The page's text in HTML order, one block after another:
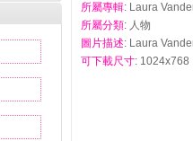
所屬專輯: Laura
所屬分類: 人物
圖片描述: Laura
可下載尺寸: